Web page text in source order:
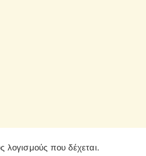
λογισμούς που δέχεται.